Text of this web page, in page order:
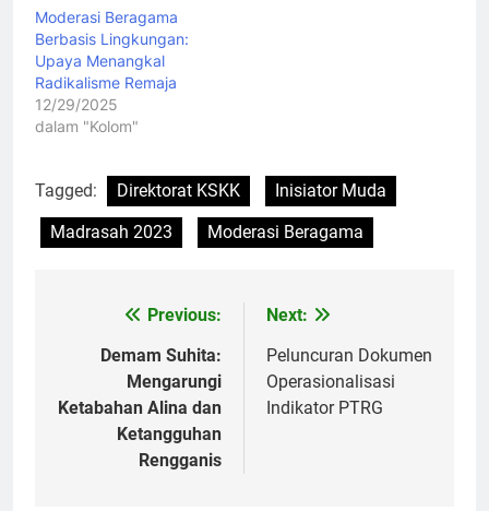
Moderasi Beragama
Berbasis Lingkungan:
Upaya Menangkal
Radikalisme Remaja
12/29/2025
dalam "Kolom"
Tagged: Direktorat KSKK
Inisiator Muda
Madrasah 2023
Moderasi Beragama
NavigasiPrevious:
Demam Suhita:
Mengarungi
Ketabahan Alina dan
Ketangguhan
Rengganis
Next:
Peluncuran Dokumen
Operasionalisasi
Indikator PTRG